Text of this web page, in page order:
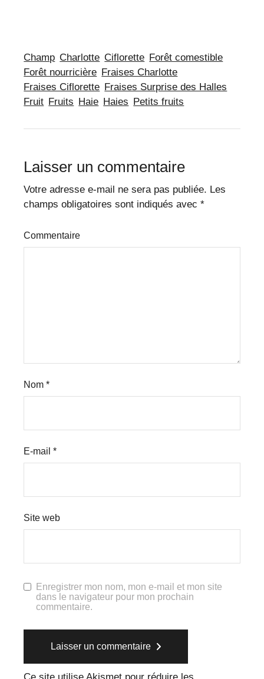
Champ Charlotte Ciflorette Forêt comestible
Forêt nourricière Fraises Charlotte
Fraises Ciflorette Fraises Surprise des Halles
Fruit Fruits Haie Haies Petits fruits
Laisser un commentaire
Votre adresse e-mail ne sera pas publiée. Les
champs obligatoires sont indiqués avec*
Commentaire
Nom*
E-mail*
Site web
Enregistrer mon nom, mon e-mail et mon site
dans le navigateur pour mon prochain
commentaire.
Laisser un commentaire